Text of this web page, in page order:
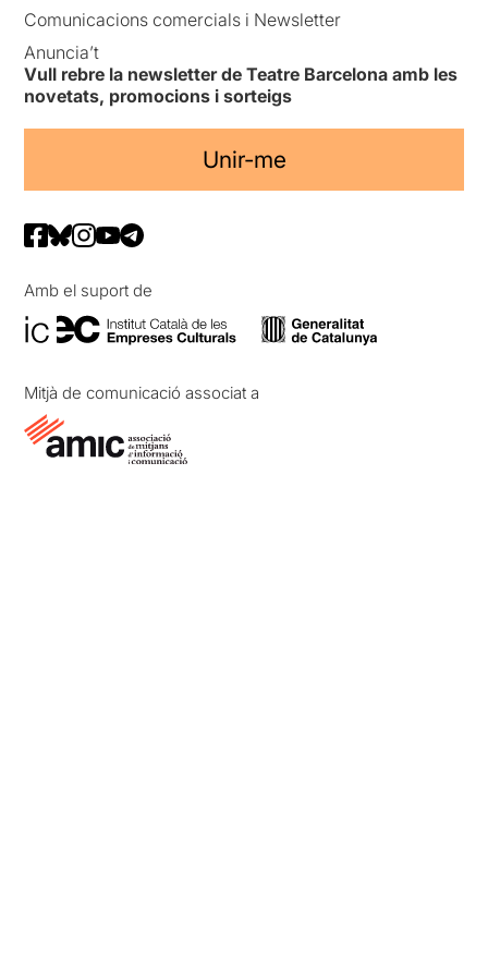
Comunicacions comercials i Newsletter
Anuncia’t
Vull rebre la newsletter de Teatre Barcelona amb les
novetats, promocions i sorteigs
Unir-me
Amb el suport de
Mitjà de comunicació associat a